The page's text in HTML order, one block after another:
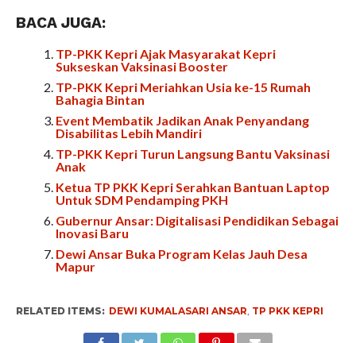
BACA JUGA:
TP-PKK Kepri Ajak Masyarakat Kepri
Sukseskan Vaksinasi Booster
TP-PKK Kepri Meriahkan Usia ke-15 Rumah
Bahagia Bintan
Event Membatik Jadikan Anak Penyandang
Disabilitas Lebih Mandiri
TP-PKK Kepri Turun Langsung Bantu Vaksinasi
Anak
Ketua TP PKK Kepri Serahkan Bantuan Laptop
Untuk SDM Pendamping PKH
Gubernur Ansar: Digitalisasi Pendidikan Sebagai
Inovasi Baru
Dewi Ansar Buka Program Kelas Jauh Desa
Mapur
RELATED ITEMS: DEWI KUMALASARI ANSAR, TP PKK KEPRI